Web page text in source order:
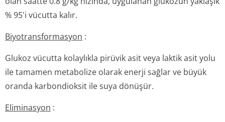
% 95'i vücutta kalır.
Biyotransforma­syon :
Glukoz vücutta kolaylıkla pirüvik asit veya laktik asit yolu
ile tamamen metabolize olarak enerji sağlar ve büyük
oranda karbondioksit ile suya dönüşür.
Eliminasyon :